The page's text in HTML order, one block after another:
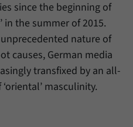
since the beginning of
in the summer of 2015.
nature of
causes, German media
transfixed by an all-
masculinity.
wurden.